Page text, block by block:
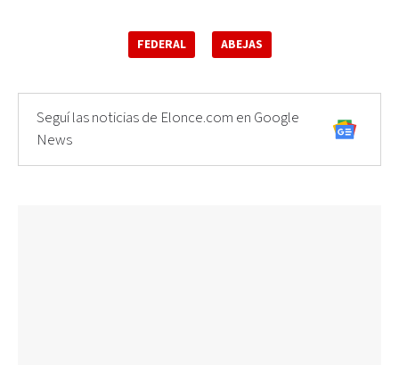
FEDERAL ABEJAS
Seguí las noticias de Elonce.com en Google
News